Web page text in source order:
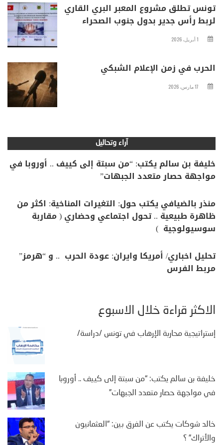
تونس تطلق مشروع المعبر البري القاري
لربط رأس جدير بدول جنوب الصحراء
1 أبريل، 2026
الحرب في زمن الإعلام الشبكي
17 مارس، 2026
آراء وتحاليل
خليفة بن سالم يكتب: “من سبتة إلى كييف .. أوروبا في
مواجهة حصار متعدد الجبهات”
منذر بالضيافي يكتب حول: التغيرات المناخية: اكثر من
ظاهرة طبيعية .. تحول اجتماعي وحضاري ( مقاربة
سوسيولوجية )
تحليل اخباري/ أمريكا وايران: عودة الحرب .. و “هرمز”
مربط الفرس
الأكثر قراءة خلال الأسبوع
إستراتيجية محاربة الإرهاب في تونس /دراسة/
خليفة بن سالم يكتب: “من سبتة إلى كييف .. أوروبا
في مواجهة حصار متعدد الجبهات”
خالد شوكات يكتب عن الفرق بين: “العثمانيون
والأتراك” ؟